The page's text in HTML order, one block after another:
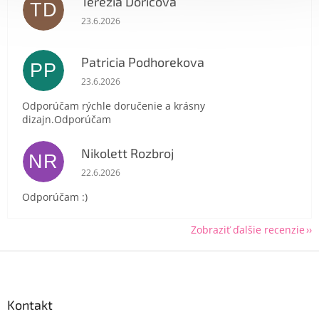
TD Hodnotenie obchodu je 5 z 5 hviezdičiek.
23.6.2026
PP Patricia Podhorekova
Hodnotenie obchodu je 5 z 5 hviezdičiek.
23.6.2026
Odporúčam rýchle doručenie a krásny
dizajn.Odporúčam
NR Nikolett Rozbroj
Hodnotenie obchodu je 5 z 5 hviezdičiek.
22.6.2026
Odporúčam :)
Zobraziť ďalšie recenzie
Kontakt